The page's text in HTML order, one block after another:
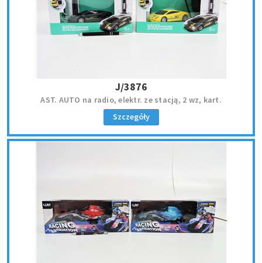
J/3876
AST. AUTO na radio, elektr. ze stacją, 2 wz, kart.
Szczegóły